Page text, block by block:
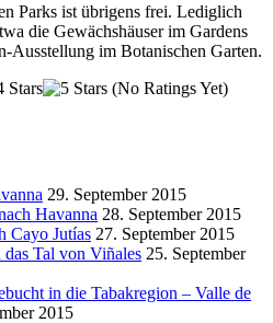
Parks ist übrigens frei. Lediglich
die Gewächshäuser im Gardens
Ausstellung im Botanischen Garten.
(No Ratings Yet)
29. September 2015
Havanna 28. September 2015
Cayo Jutías 27. September 2015
Tal von Viñales 25. September
in die Tabakregion – Valle de
2015